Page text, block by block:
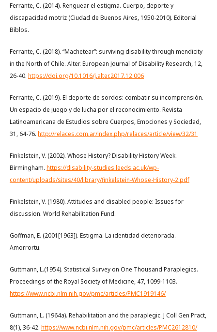
Ferrante, C. (2014). Renguear el estigma. Cuerpo, deporte y
discapacidad motriz (Ciudad de Buenos Aires, 1950-2010). Editorial
Biblos.
Ferrante, C. (2018). “Machetear”: surviving disability through mendicity
in the North of Chile. Alter. European Journal of Disability Research, 12,
26-40. https://doi.org/10.1016/j.alter.2017.12.006
Ferrante, C. (2019). El deporte de sordos: combatir su incomprensión.
Un espacio de juego y de lucha por el reconocimiento. Revista
Latinoamericana de Estudios sobre Cuerpos, Emociones y Sociedad,
31, 64-76. http://relaces.com.ar/index.php/relaces/article/view/32/31
Finkelstein, V. (2002). Whose History? Disability History Week.
Birmingham. https://disability-studies.leeds.ac.uk/wp-
content/uploads/sites/40/library/finkelstein-Whose-History-2.pdf
Finkelstein, V. (1980). Attitudes and disabled people: Issues for
discussion. World Rehabilitation Fund.
Goffman, E. (2001[1963]). Estigma. La identidad deteriorada.
Amorrortu.
Guttmann, L.(1954). Statistical Survey on One Thousand Paraplegics.
Proceedings of the Royal Society of Medicine, 47, 1099-1103.
https://www.ncbi.nlm.nih.gov/pmc/articles/PMC1919146/
Guttmann, L. (1964a). Rehabilitation and the paraplegic. J Coll Gen Pract,
8(1), 36-42. https://www.ncbi.nlm.nih.gov/pmc/articles/PMC2612810/